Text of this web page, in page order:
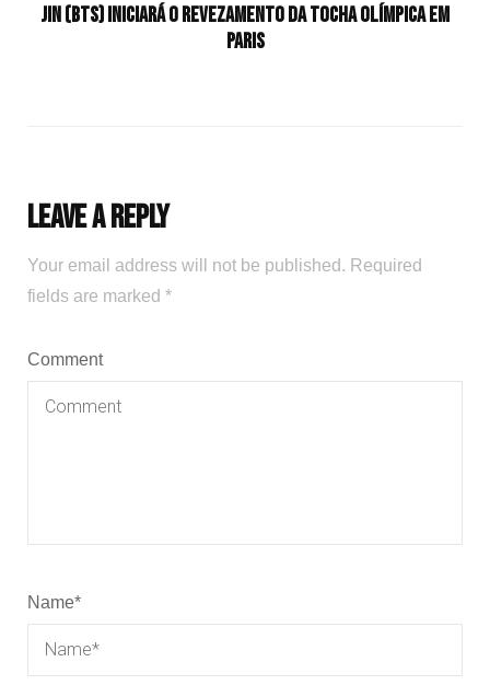
Jin (BTS) iniciará o revezamento da tocha olímpica em
Paris
Leave a Reply
Your email address will not be published. Required
fields are marked *
Comment
Name*